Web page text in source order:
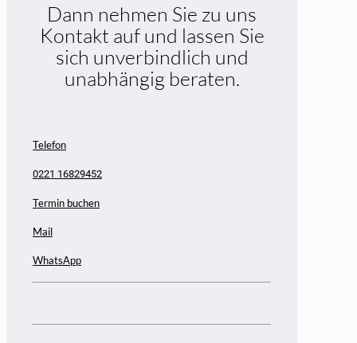
Dann nehmen Sie zu uns
Kontakt auf und lassen Sie
sich unverbindlich und
unabhängig beraten.
Telefon
0221 16829452
Termin buchen
Mail
WhatsApp